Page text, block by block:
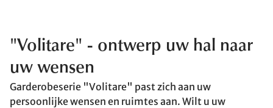
"Volitare" - ontwerp uw hal naar
uw wensen
Garderobeserie "Volitare" past zich aan uw
persoonlijke wensen en ruimtes aan. Wilt u uw